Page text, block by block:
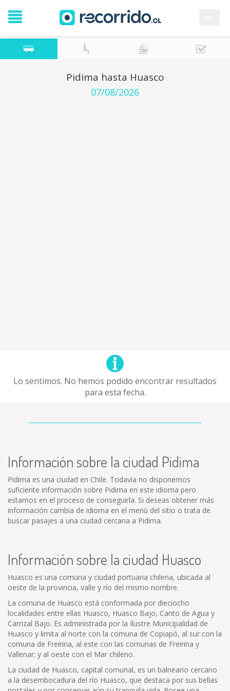
Pidima hasta Huasco
07/08/2026
Lo sentimos. No hemos podido encontrar resultados
para esta fecha.
Información sobre la ciudad Pidima
Pidima es una ciudad en Chile. Todavía no disponemos
suficiente información sobre Pidima en este idioma pero
estamos en el proceso de conseguirla. Si deseas obtener más
información cambia de idioma en el menú del sitio o trata de
buscar pasajes a una ciudad cercana a Pidima.
Información sobre la ciudad Huasco
Huasco es una comuna y ciudad portuaria chilena, ubicada al
oeste de la provincia, valle y río del mismo nombre.
La comuna de Huasco está conformada por dieciocho
localidades entre ellas Huasco, Huasco Bajo, Canto de Agua y
Carrizal Bajo. Es administrada por la Ilustre Municipalidad de
Huasco y limita al norte con la comuna de Copiapó, al sur con la
comuna de Freirina, al este con las comunas de Freirina y
Vallenar; y al oeste con el Mar chileno.
La ciudad de Huasco, capital comunal, es un balneario cercano
a la desembocadura del río Huasco, que destaca por sus bellas